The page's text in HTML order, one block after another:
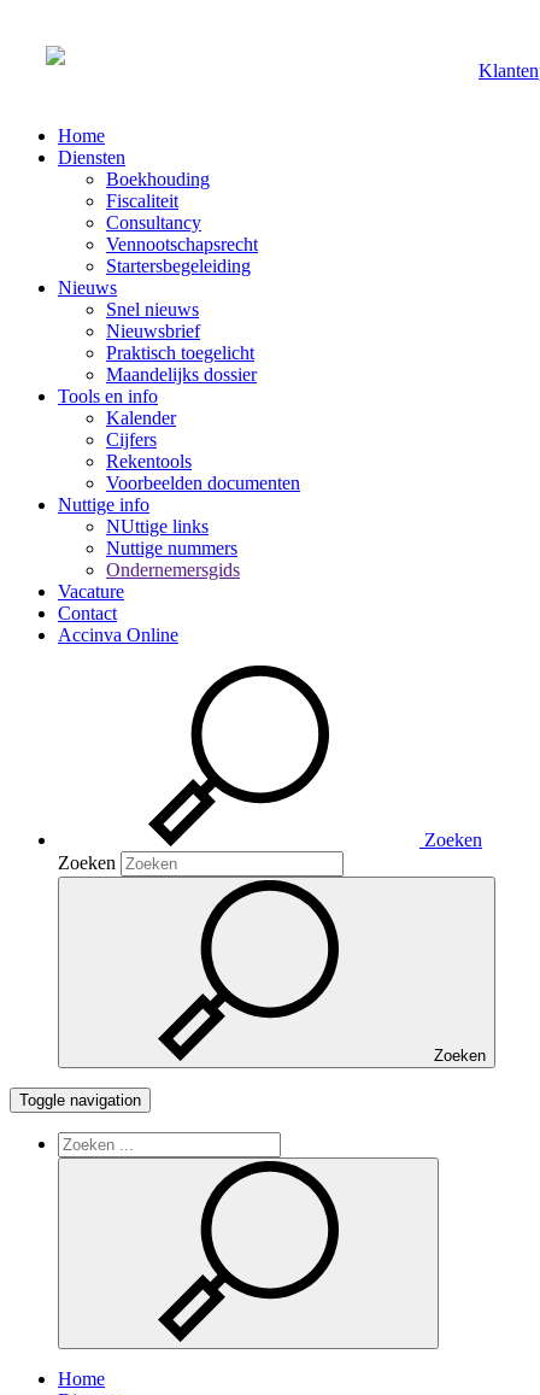
Home
Diensten
Boekhouding
Fiscaliteit
Consultancy
Vennootschapsrecht
Startersbegeleiding
Nieuws
Snel nieuws
Nieuwsbrief
Praktisch toegelicht
Maandelijks dossier
Tools en info
Kalender
Cijfers
Rekentools
Voorbeelden documenten
Nuttige info
NUttige links
Nuttige nummers
Ondernemersgids
Vacature
Contact
Accinva Online
Zoeken
Zoeken
Zoeken
Toggle navigation
Home